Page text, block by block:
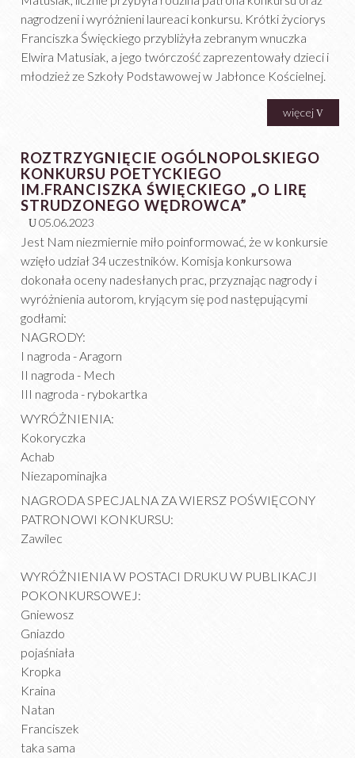
nagrodzeni i wyróżnieni laureaci konkursu. Krótki życiorys
Franciszka Święckiego przybliżyła zebranym wnuczka
Elwira Matusiak, a jego twórczość zaprezentowały dzieci i
młodzież ze Szkoły Podstawowej w Jabłonce Kościelnej.
więcej
ROZTRZYGNIĘCIE OGÓLNOPOLSKIEGO
KONKURSU POETYCKIEGO
IM.FRANCISZKA ŚWIĘCKIEGO „O LIRĘ
STRUDZONEGO WĘDROWCA”
05.06.2023
Jest Nam niezmiernie miło poinformować, że w konkursie
wzięło udział 34 uczestników. Komisja konkursowa
dokonała oceny nadesłanych prac, przyznając nagrody i
wyróżnienia autorom, kryjącym się pod następującymi
godłami:
NAGRODY:
I nagroda - Aragorn
II nagroda - Mech
III nagroda - rybokartka
WYRÓŻNIENIA:
Kokoryczka
Achab
Niezapominajka
NAGRODA SPECJALNA ZA WIERSZ POŚWIĘCONY
PATRONOWI KONKURSU:
Zawilec
WYRÓŻNIENIA W POSTACI DRUKU W PUBLIKACJI
POKONKURSOWEJ:
Gniewosz
Gniazdo
pojaśniała
Kropka
Kraina
Natan
Franciszek
taka sama